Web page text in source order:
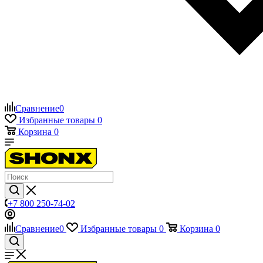
Сравнение0
Избранные товары 0
Корзина 0
+7 800 250-74-02
Сравнение0 Избранные товары 0 Корзина 0